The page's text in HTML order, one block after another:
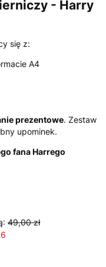
- Harry
się z:
A4
prezentowe. Zestaw
upominek.
fana Harrego
49,00 zł